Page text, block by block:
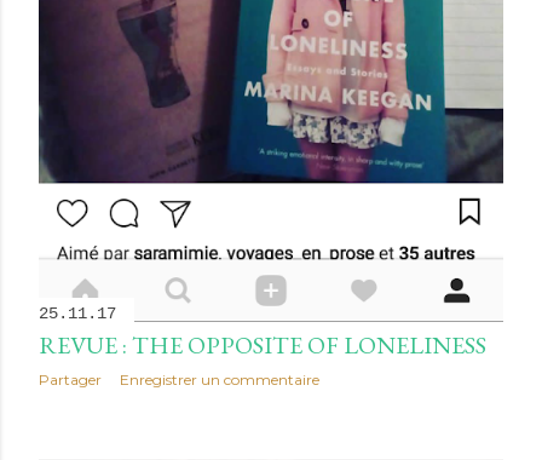
25.11.17
REVUE : THE OPPOSITE OF LONELINESS
Partager Enregistrer un commentaire